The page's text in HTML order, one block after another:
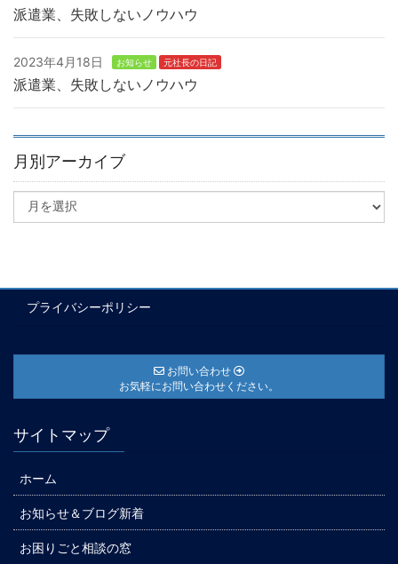
派遣業、失敗しないノウハウ
2023年4月18日 お知らせ 元社長の日記
派遣業、失敗しないノウハウ
月別アーカイブ
プライバシーポリシー
お問い合わせ
お気軽にお問い合わせください。
サイトマップ
ホーム
お知らせ＆ブログ新着
お困りごと相談の窓